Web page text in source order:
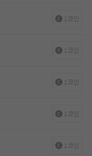
1코인
1코인
1코인
1코인
1코인